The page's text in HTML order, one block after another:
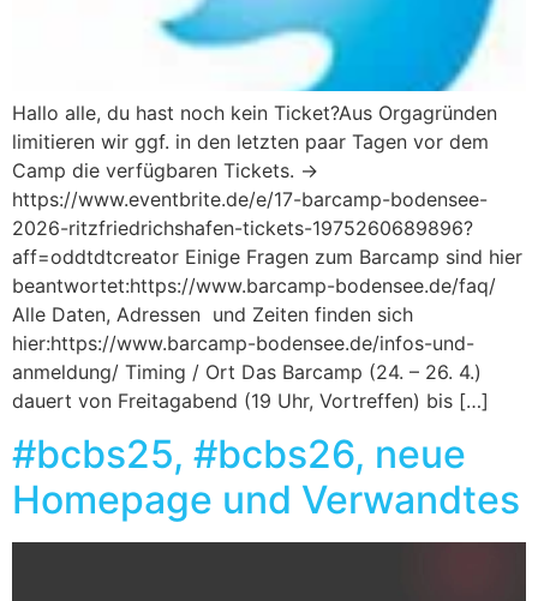
Hallo alle, du hast noch kein Ticket?Aus Orgagründen
limitieren wir ggf. in den letzten paar Tagen vor dem
Camp die verfügbaren Tickets. ->
https://www.eventbrite.de/e/17-barcamp-bodensee-
2026-ritzfriedrichshafen-tickets-1975260689896?
aff=oddtdtcreator Einige Fragen zum Barcamp sind hier
beantwortet:https://www.barcamp-bodensee.de/faq/
Alle Daten, Adressen und Zeiten finden sich
hier:https://www.barcamp-bodensee.de/infos-und-
anmeldung/ Timing / Ort Das Barcamp (24. – 26. 4.)
dauert von Freitagabend (19 Uhr, Vortreffen) bis […]
#bcbs25, #bcbs26, neue
Homepage und Verwandtes